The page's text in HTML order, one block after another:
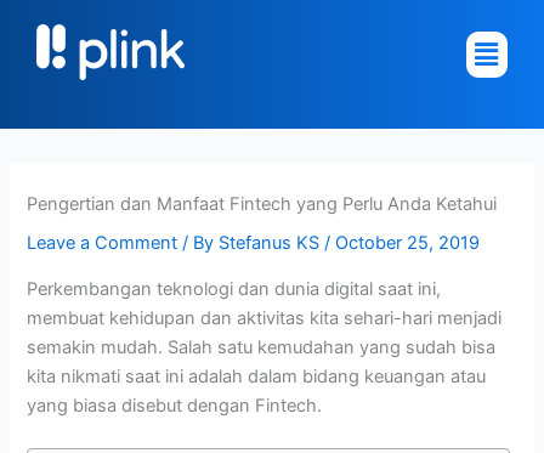
content
Main
Menu
Pengertian dan Manfaat Fintech yang Perlu Anda Ketahui
Leave a Comment / By Stefanus KS/October 25, 2019
Perkembangan teknologi dan dunia digital saat ini,
membuat kehidupan dan aktivitas kita sehari-hari menjadi
semakin mudah. Salah satu kemudahan yang sudah bisa
kita nikmati saat ini adalah dalam bidang keuangan atau
yang biasa disebut dengan Fintech.